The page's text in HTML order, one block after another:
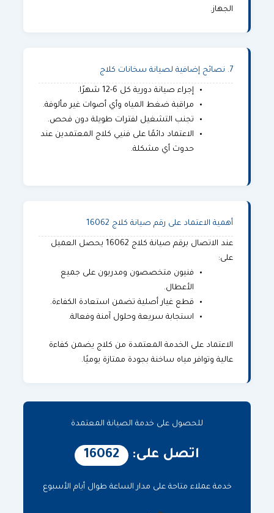
الجهاز.
7. نصائح إضافية لصيانة سخانات كلاج
إجراء صيانة دورية كل 6-12 شهرًا.
مراقبة ضغط المياه وأي أصوات غير مألوفة.
تجنب التشغيل لفترات طويلة دون فحص.
الاعتماد دائمًا على فنيي كلاج المعتمدين عند
حدوث أي مشكلة.
أهمية الاعتماد على رقم صيانة كلاج 16062
عند الاتصال برقم صيانة كلاج
16062 يحصل العميل
على:
فنيون متخصصون ومدربون على جميع
الأعطال.
قطع غيار أصلية تضمن استعادة الكفاءة.
استجابة سريعة وحلول آمنة وفعالة.
الاعتماد على الخدمة المعتمدة من كلاج يضمن كفاءة
عالية وتوافر مياه ساخنة بجودة ممتازة يوميًا.
للحصول على خدمة الصيانة المعتمدة
اتصل على: 16062
خدمة عملاء متاحة على مدار الساعة طوال أيام الأسبوع